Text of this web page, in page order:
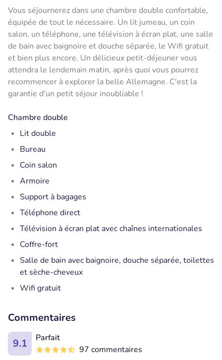
Vous séjournerez dans une chambre double confortable,
équipée de tout le nécessaire. Un lit jumeau, un coin
salon, un téléphone, une télévision à écran plat, une salle
de bain avec baignoire et douche séparée, le Wifi gratuit
et bien plus encore. Un délicieux petit-déjeuner vous
attendra le lendemain matin, après quoi vous pourrez
recommencer à explorer la belle Allemagne. C'est la
garantie d'un petit séjour inoubliable !
Chambre double
Lit double
Bureau
Coin salon
Armoire
Support à bagages
Téléphone direct
Télévision à écran plat avec chaînes internationales
Coffre-fort
Salle de bain avec baignoire, douche séparée, toilettes
et sèche-cheveux
Wifi gratuit
Commentaires
9.1
Parfait
97 commentaires